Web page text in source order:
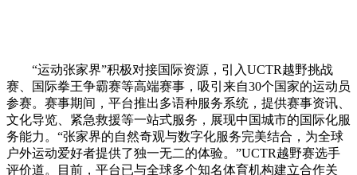
“运动张家界”积极对接国际资源，引入UCTR越野挑战
赛、国际拳王争霸赛等高端赛事，吸引来自30个国家的运动员
参赛。赛事期间，平台推出多语种服务系统，提供赛事资讯、
文化导览、紧急救援等一站式服务，展现中国城市的国际化服
务能力。“张家界的自然奇观与数字化服务完美结合，为全球
户外运动爱好者提供了独一无二的体验。”UCTR越野赛选手
评价道。目前，平台已与全球多个知名体育机构建立合作关